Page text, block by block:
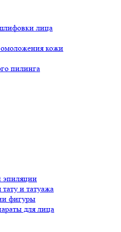
лица
омоложения кожи
пилинга
эпиляции
и татуажа
фигуры
для лица